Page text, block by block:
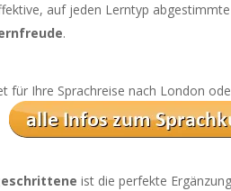
auf jeden Lerntyp
.
für Ihre Sprachreise nach London
ist die perfekte